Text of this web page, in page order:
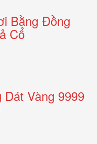
Bằng Đồng
Cổ
Vàng 9999